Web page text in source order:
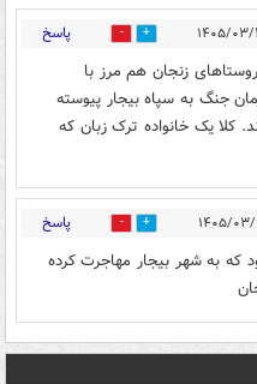
0 پاسخ
زنجان هم مرز با
جنگ به سپاه بیجار پیوسته
کلا یک خانواده ترک زبان که
0 پاسخ
که به شهر بیجار مهاجرت کرده